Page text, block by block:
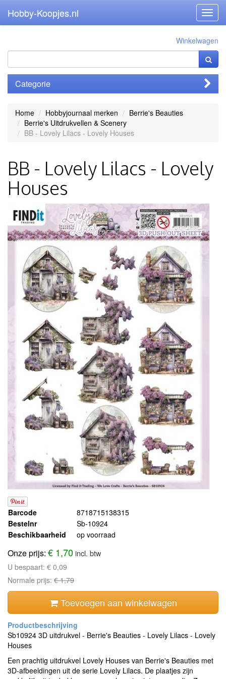
Hobby-Koopjes.nl
Winkelwagen
Categorie
Home Hobbyjournaal merken
Berrie's Beauties
Berrie's Uitdrukvellen & Scenery
BB - Lovely Lilacs - Lovely Houses
BB - Lovely Lilacs - Lovely
Houses
Barcode
8718715138315
Bestelnr
Sb-10924
Beschikbaarheid
op voorraad
Onze prijs: € 1,70incl. btw
U bespaart: € 0,09
Normale prijs: € 1,79
Toevoegen aan winkelwagen
Sb10924 3D uitdrukvel - Berrie's Beauties - Lovely Lilacs - Lovely
Houses
Een prachtig uitdrukvel Lovely Houses van Berrie's Beauties met
3D-afbeeldingen uit de serie Lovely Lilacs. De plaatjes zijn